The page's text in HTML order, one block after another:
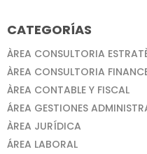
CATEGORÍAS
ÀREA CONSULTORIA
ÀREA CONSULTORIA
ÀREA CONTABLE Y FISCAL
ÁREA GESTIONES
ÀREA JURÍDICA
ÁREA LABORAL